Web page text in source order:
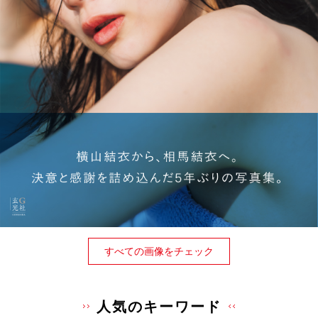
すべての画像をチェック
人気のキーワード